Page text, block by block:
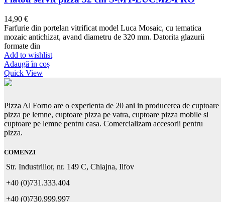
14,90 €
Farfurie din portelan vitrificat model Luca Mosaic, cu tematica
mozaic antichizat, avand diametru de 320 mm. Datorita glazurii
formate din
Add to wishlist
Adaugă în coș
Quick View
Pizza Al Forno are o experienta de 20 ani in producerea de cuptoare
pizza pe lemne, cuptoare pizza pe vatra, cuptoare pizza mobile si
cuptoare pe lemne pentru casa. Comercializam accesorii pentru
pizza.
COMENZI
Str. Industriilor, nr. 149 C, Chiajna, Ilfov
+40 (0)731.333.404
+40 (0)730.999.997